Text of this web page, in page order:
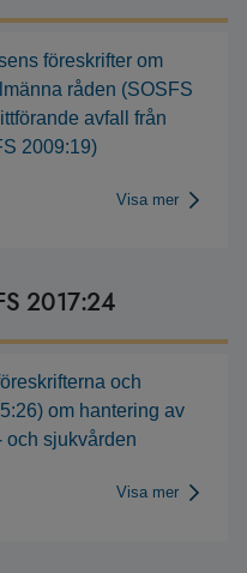
föreskrifter om
råden (SOSFS
avfall från
2009:19)
Visa mer
2017:24
och
om hantering av
och sjukvården
Visa mer